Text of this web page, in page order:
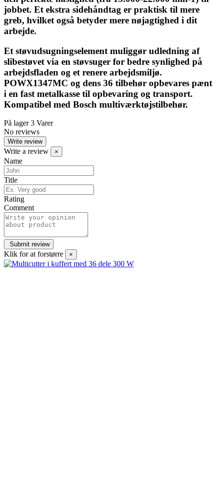
jobbet. Et ekstra sidehåndtag er praktisk til mere
greb, hvilket også betyder mere nøjagtighed i dit
arbejde.
Et støvudsugningselement muliggør udledning af
slibestøvet via en støvsuger for bedre synlighed på
arbejdsfladen og et renere arbejdsmiljø.
POWX1347MC og dens 36 tilbehør opbevares pænt
i en fast metalkasse til opbevaring og transport.
Kompatibel med Bosch multiværktøjstilbehør.
På lager 3 Varer
No reviews
Write review
Write a review ×
Name
Title
Rating
Comment
Klik for at forstørre ×